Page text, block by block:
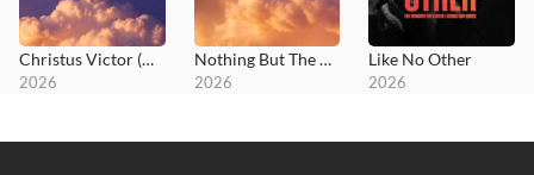
Christus Victor (Amen)
2026
Nothing But The Blood
2026
Like No Other
2026